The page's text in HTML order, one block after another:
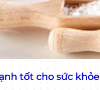
tốt cho sức khỏe